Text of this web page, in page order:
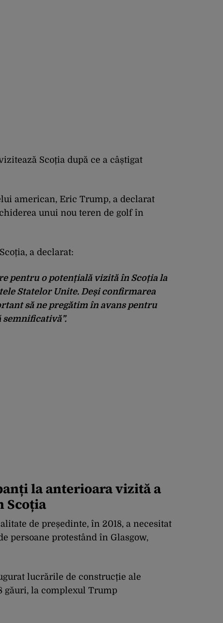
Scoția după ce a câștigat
american, Eric Trump, a declarat
unui nou teren de golf în
a declarat:
pentru o potențială vizită în Scoția la
Statelor Unite. Deși confirmarea
să ne pregătim în avans pentru
semnificativă”.
la anterioara vizită a
Scoția
de președinte, în 2018, a necesitat
persoane protestând în Glasgow,
lucrările de construcție ale
găuri, la complexul Trump